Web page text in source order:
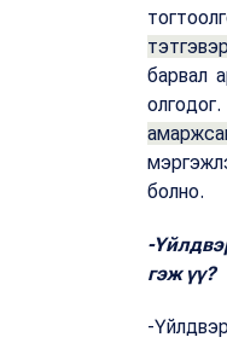
барвал
олгодог.
болно.
-
гэж үү?
-